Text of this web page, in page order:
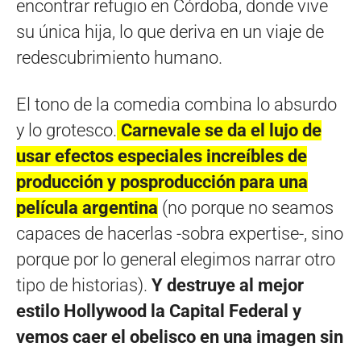
encontrar refugio en Córdoba, donde vive
su única hija, lo que deriva en un viaje de
redescubrimiento humano.
El tono de la comedia combina lo absurdo
y lo grotesco. Carnevale se da el lujo de
usar efectos especiales increíbles de
producción y posproducción para una
película argentina (no porque no seamos
capaces de hacerlas -sobra expertise-, sino
porque por lo general elegimos narrar otro
tipo de historias). Y destruye al mejor
estilo Hollywood la Capital Federal y
vemos caer el obelisco en una imagen sin